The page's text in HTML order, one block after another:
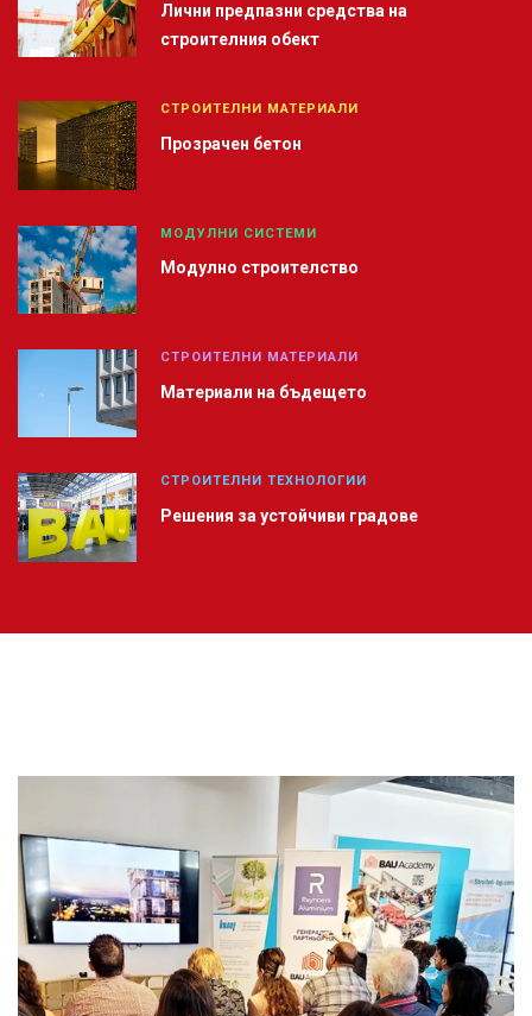
Лични предпазни средства на
строителния обект
СТРОИТЕЛНИ МАТЕРИАЛИ
Прозрачен бетон
МОДУЛНИ СИСТЕМИ
Модулно строителство
СТРОИТЕЛНИ МАТЕРИАЛИ
Материали на бъдещето
СТРОИТЕЛНИ ТЕХНОЛОГИИ
Решения за устойчиви градове